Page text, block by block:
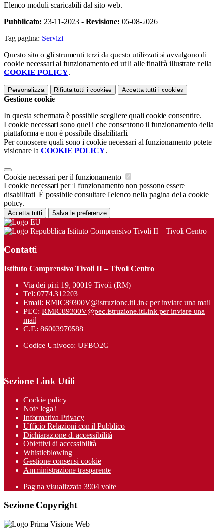
Elenco moduli scaricabili dal sito web.
Pubblicato: 23-11-2023 - Revisione: 05-08-2026
Tag pagina: Servizi
Questo sito o gli strumenti terzi da questo utilizzati si avvalgono di
cookie necessari al funzionamento ed utili alle finalità illustrate nella
COOKIE POLICY.
Personalizza Rifiuta tutti i cookies Accetta tutti i cookies
Gestione cookie
In questa schermata è possibile scegliere quali cookie consentire.
I cookie necessari sono quelli che consentono il funzionamento della
piattaforma e non è possibile disabilitarli.
Per conoscere quali sono i cookie necessari al funzionamento potete
visionare la COOKIE POLICY.
Cookie necessari per il funzionamento
I cookie necessari per il funzionamento non possono essere
disabilitati. È possibile consultare l'elenco nella pagina della cookie
policy.
Accetta tutti Salva le preferenze
Istituto Comprensivo Tivoli II – Tivoli Centro
Contatti
Istituto Comprensivo Tivoli II – Tivoli Centro
Via dei pini 19, 00019 Tivoli (RM)
Tel: 0774.312203
Email: RMIC89300V@istruzione.itLink per inviare una mail
PEC: RMIC89300V@pec.istruzione.itLink per inviare una
mail
C.F.: 86003970588
Codice Univoco: UFBO2G
Sezione Link Utili
Cookie policy
Note legali
Informativa Privacy
Ufficio Relazioni con il Pubblico
Dichiarazione di accessibilità
Obiettivi di accessibilità
Whistleblowing
Gestione consensi cookie
Amministrazione trasparente
Pagina visualizzata 3904 volte
Sezione Copyright